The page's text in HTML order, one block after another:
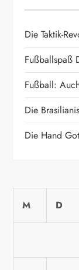
n
a
v
i
a
t
Die Taktik-
Fußballspaß
Fußball:
Die
Die Hand
M
D